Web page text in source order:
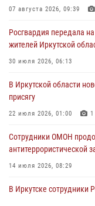
04 августа 2026, 07:14
Росгвардейцы
03 августа 2026, 04:55
Дню Воздушно-
03 августа 2026, 03:32
07 августа 2026, 09:39
Росгвардия передала
жителей Иркутской
30 июля 2026, 06:13
В Иркутской области
присягу
22 июля 2026, 01:00 1
Сотрудники ОМОН
антитеррористической
14 июля 2026, 08:29
В Иркутске сотрудники